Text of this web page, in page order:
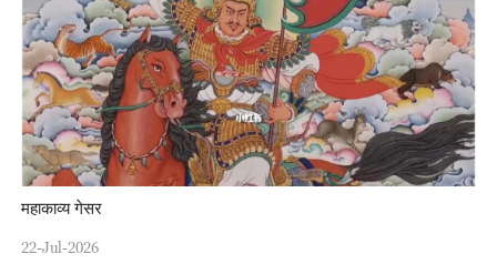
महाकाव्य गेसर
22-Jul-2026